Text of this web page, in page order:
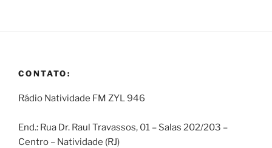
CONTATO:
Rádio Natividade FM ZYL 946
End.: Rua Dr. Raul Travassos, 01 – Salas 202/203 –
Centro – Natividade (RJ)